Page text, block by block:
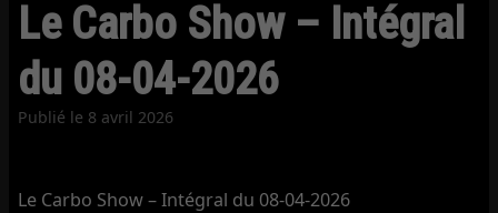
Le Carbo Show – Intégral
du 08-04-2026
Publié le 8 avril 2026
Le Carbo Show – Intégral du 08-04-2026